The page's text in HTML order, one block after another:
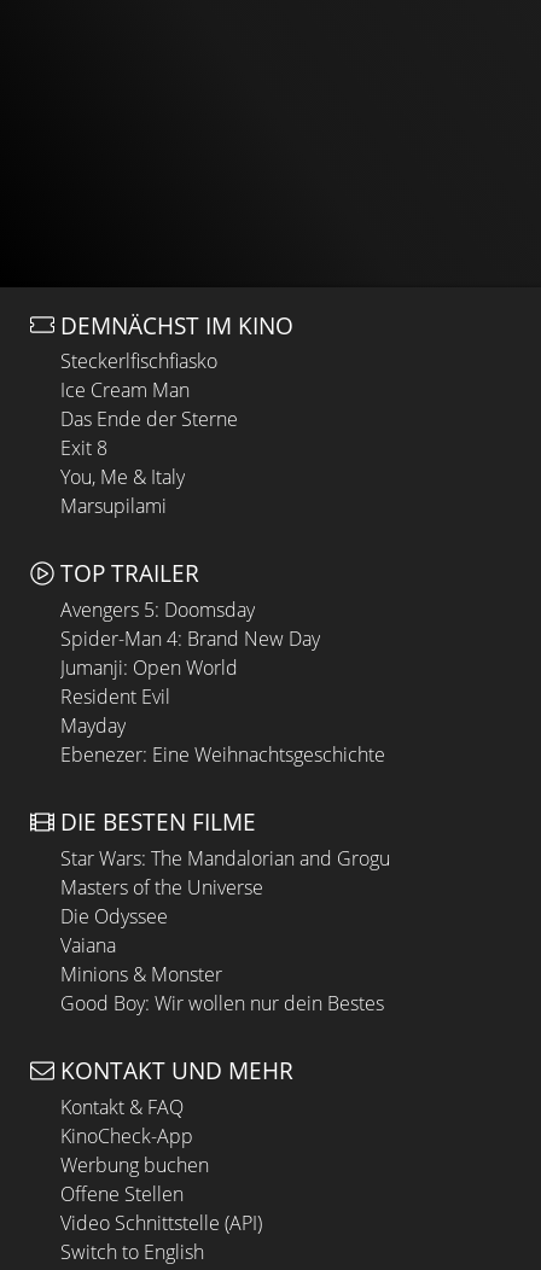
DEMNÄCHST IM KINO
Steckerlfischfiasko
Ice Cream Man
Das Ende der Sterne
Exit 8
You, Me & Italy
Marsupilami
TOP TRAILER
Avengers 5: Doomsday
Spider-Man 4: Brand New Day
Jumanji: Open World
Resident Evil
Mayday
Ebenezer: Eine Weihnachtsgeschichte
DIE BESTEN FILME
Star Wars: The Mandalorian and Grogu
Masters of the Universe
Die Odyssee
Vaiana
Minions & Monster
Good Boy: Wir wollen nur dein Bestes
KONTAKT UND MEHR
Kontakt & FAQ
KinoCheck-App
Werbung buchen
Offene Stellen
Video Schnittstelle (API)
Switch to English